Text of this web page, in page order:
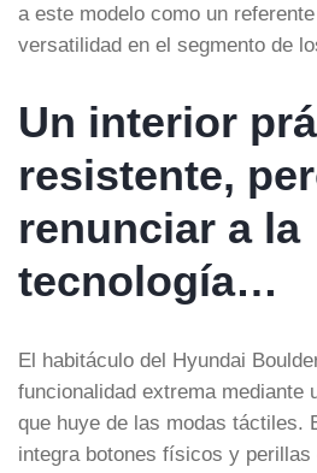
a este modelo como un
versatilidad en el segmento de
Un interior
resistente,
renunciar a la
tecnología…
El habitáculo del Hyundai
funcionalidad extrema mediante
que huye de las modas táctiles.
integra botones físicos y perillas